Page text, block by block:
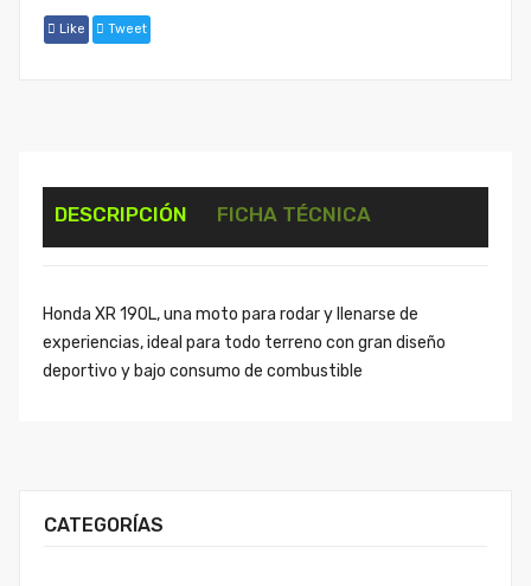
CATEGORÍAS
Like Tweet
DESCRIPCIÓN FICHA TÉCNICA
Honda XR 190L, una moto para rodar y llenarse de
experiencias, ideal para todo terreno con gran diseño
deportivo y bajo consumo de combustible